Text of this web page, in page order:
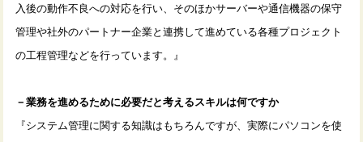
入後の動作不良への対応を行い、そのほかサーバーや通信機器の保守
管理や社外のパートナー企業と連携して進めている各種プロジェクト
の工程管理などを行っています。』
－業務を進めるために必要だと考えるスキルは何ですか
『システム管理に関する知識はもちろんですが、実際にパソコンを使